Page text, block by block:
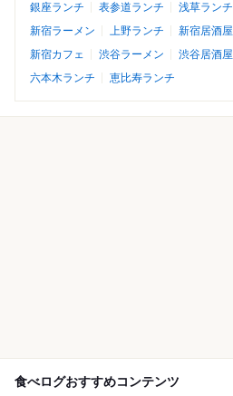
銀座ランチ
表参道ランチ 浅草ランチ
新宿ラーメン
上野ランチ 新宿居酒屋
新宿カフェ
渋谷ラーメン 渋谷居酒屋
六本木ランチ
恵比寿ランチ
食べログおすすめコンテンツ